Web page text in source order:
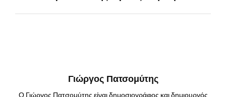
Γιώργος Πατσομύτης
Ο Γιώργος Πατσομύτης είναι δημοσιογράφος και δημιουργός